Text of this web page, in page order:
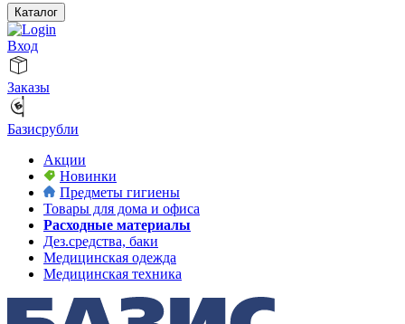
Каталог
Вход
Заказы
Базисрубли
Акции
Новинки
Предметы гигиены
Товары для дома и офиса
Расходные материалы
Дез.средства, баки
Медицинская одежда
Медицинская техника